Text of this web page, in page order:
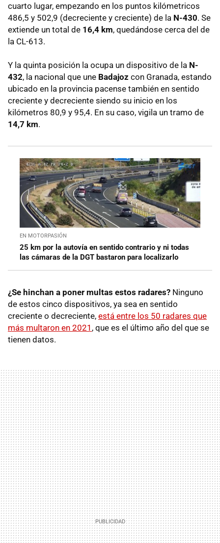
cuarto lugar, empezando en los puntos kilómetricos
486,5 y 502,9 (decreciente y creciente) de la N-430. Se
extiende un total de 16,4 km, quedándose cerca del de
la CL-613.
Y la quinta posición la ocupa un dispositivo de la N-
432, la nacional que une Badajoz con Granada, estando
ubicado en la provincia pacense también en sentido
creciente y decreciente siendo su inicio en los
kilómetros 80,9 y 95,4. En su caso, vigila un tramo de
14,7 km.
EN MOTORPASIÓN
25 km por la autovía en sentido contrario y ni todas
las cámaras de la DGT bastaron para localizarlo
¿Se hinchan a poner multas estos radares? Ninguno
de estos cinco dispositivos, ya sea en sentido
creciente o decreciente, está entre los 50 radares que
más multaron en 2021 , que es el último año del que se
tienen datos.